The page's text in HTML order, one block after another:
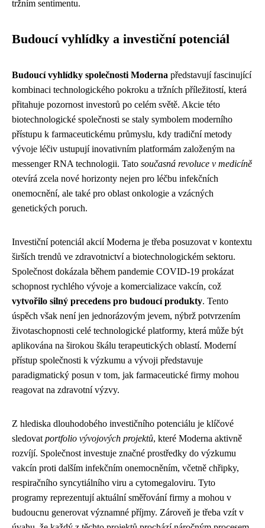
tržním sentimentu.
Budoucí vyhlídky a investiční potenciál
Budoucí vyhlídky společnosti Moderna představují fascinující
kombinaci technologického pokroku a tržních příležitostí, která
přitahuje pozornost investorů po celém světě. Akcie této
biotechnologické společnosti se staly symbolem moderního
přístupu k farmaceutickému průmyslu, kdy tradiční metody
vývoje léčiv ustupují inovativním platformám založeným na
messenger RNA technologii. Tato současná revoluce v medicíně
otevírá zcela nové horizonty nejen pro léčbu infekčních
onemocnění, ale také pro oblast onkologie a vzácných
genetických poruch.
Investiční potenciál akcií Moderna je třeba posuzovat v kontextu
širších trendů ve zdravotnictví a biotechnologickém sektoru.
Společnost dokázala během pandemie COVID-19 prokázat
schopnost rychlého vývoje a komercializace vakcín, což
vytvořilo silný precedens pro budoucí produkty. Tento
úspěch však není jen jednorázovým jevem, nýbrž potvrzením
životaschopnosti celé technologické platformy, která může být
aplikována na širokou škálu terapeutických oblastí. Moderní
přístup společnosti k výzkumu a vývoji představuje
paradigmatický posun v tom, jak farmaceutické firmy mohou
reagovat na zdravotní výzvy.
Z hlediska dlouhodobého investičního potenciálu je klíčové
sledovat portfolio vývojových projektů, které Moderna aktivně
rozvíjí. Společnost investuje značné prostředky do výzkumu
vakcín proti dalším infekčním onemocněním, včetně chřipky,
respiračního syncytiálního viru a cytomegaloviru. Tyto
programy reprezentují aktuální směřování firmy a mohou v
budoucnu generovat významné příjmy. Zároveň je třeba vzít v